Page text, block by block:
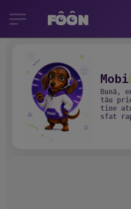
Mobi
Bună,
tău
tine
sfat